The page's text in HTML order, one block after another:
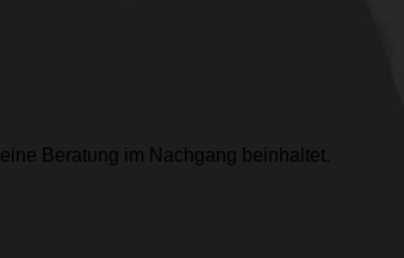
Beratung im Nachgang beinhaltet.